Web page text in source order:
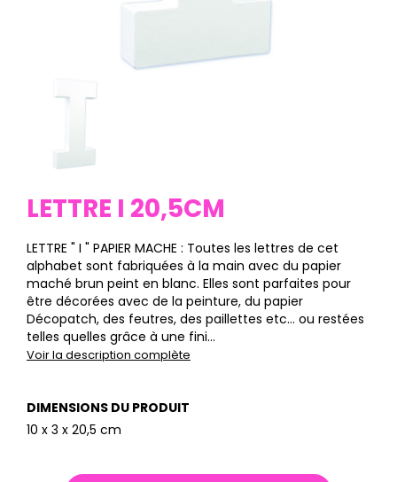
LETTRE I 20,5CM
LETTRE " I " PAPIER MACHE : Toutes les lettres de cet
alphabet sont fabriquées à la main avec du papier
maché brun peint en blanc. Elles sont parfaites pour
être décorées avec de la peinture, du papier
Décopatch, des feutres, des paillettes etc… ou restées
telles quelles grâce à une fini...
Voir la description complète
DIMENSIONS DU PRODUIT
10 x 3 x 20,5 cm